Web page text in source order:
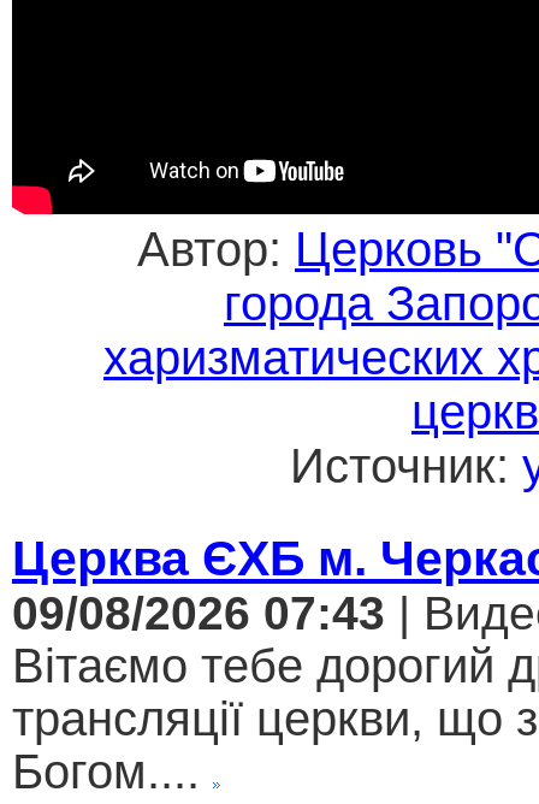
Автор: Церковь
города
харизматических
Источник:
Церква ЄХБ м.
09/08/2026 07:43 |
Вітаємо тебе дорогий
трансляції церкви, що
Богом....